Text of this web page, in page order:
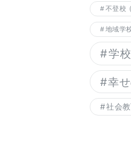
不登校
地域学
学
幸
社会